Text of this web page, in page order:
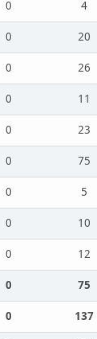
0
4
0
20
0
26
0
11
0
23
0
75
0
5
0
10
0
12
0
75
0
137